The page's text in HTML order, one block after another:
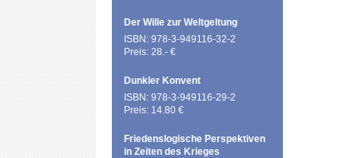
Der Wille zur Weltgeltung
ISBN: 978-3-949116-32-2
Preis: 28.- €
Dunkler Konvent
ISBN: 978-3-949116-29-2
Preis: 14.80 €
Friedenslogische Perspektiven
in Zeiten des Krieges